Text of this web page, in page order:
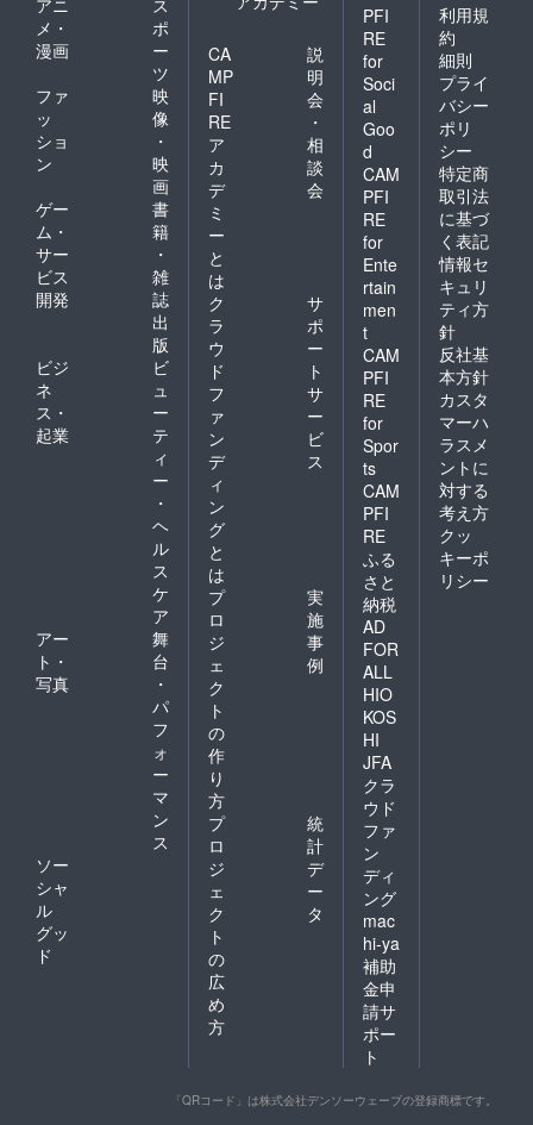
アニ
メ・
漫画
ス
ポ
ー
ツ
ファ
ッ
ショ
ン
映
像
・
映
画
ゲー
ム・
サー
ビス
開発
書
籍
・
雑
誌
出
版
ビジ
ネ
ス・
起業
ビ
ュ
ー
テ
ィ
ー
・
ヘ
ル
ス
ケ
ア
アー
ト・
写真
舞
台
・
パ
フ
ォ
ー
マ
ン
ス
ソー
シャ
ル
グッ
ド
CA
MP
FI
RE
ア
カ
デ
ミ
ー
と
は
説
明
会
・
相
談
会
ク
ラ
ウ
ド
フ
ァ
ン
デ
ィ
ン
グ
と
は
サ
ポ
ー
ト
サ
ー
ビ
ス
プ
ロ
ジ
ェ
ク
ト
の
作
り
方
実
施
事
例
プ
ロ
ジ
ェ
ク
ト
の
広
め
方
統
計
デ
ー
タ
PFI
RE
for
Soci
al
Goo
d
CAM
PFI
RE
for
Ente
rtain
men
t
CAM
PFI
RE
for
Spor
ts
CAM
PFI
RE
ふる
さと
納税
AD
FOR
ALL
HIO
KOS
HI
JFA
クラ
ウド
ファ
ン
ディ
ング
mac
hi-ya
補助
金申
請サ
ポー
ト
利用規
約
細則
プライ
バシー
ポリ
シー
特定商
取引法
に基づ
く表記
情報セ
キュリ
ティ方
針
反社基
本方針
カスタ
マーハ
ラスメ
ントに
対する
考え方
クッ
キーポ
リシー
「QRコード」は株式会社デンソーウェーブの登録商標です。